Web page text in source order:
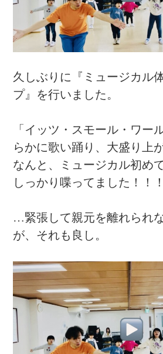
久しぶりに『ミュージカル
プ』を行いました。
「イッツ・スモール・ワー
らかに歌い踊り、大盛り上
なんと、ミュージカル初め
しっかり喋ってました！！！
…緊張して親元を離れられ
が、それも良し。